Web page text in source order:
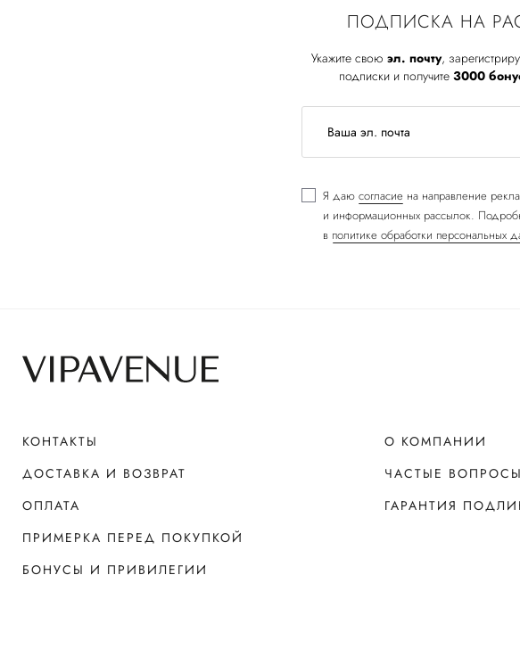
ПОДПИСКА НА
Укажите свою эл. почту,
подписки и получите 3000
Я даю согласие на направление
и информационных рассылок.
в политике обработки персональных
КОНТАКТЫ
ДОСТАВКА И ВОЗВРАТ
ОПЛАТА
ПРИМЕРКА ПЕРЕД ПОКУПКОЙ
БОНУСЫ И ПРИВИЛЕГИИ
О КОМПАНИИ
ЧАСТЫЕ ВОПРОСЫ
ГАРАНТИЯ